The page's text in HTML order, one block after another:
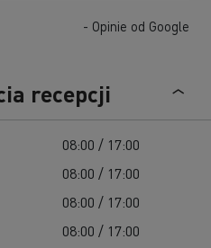
- Opinie od Google
recepcji
08:00 / 17:00
08:00 / 17:00
08:00 / 17:00
08:00 / 17:00